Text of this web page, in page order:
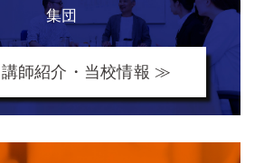
集団
師紹介・当校情報 ≫